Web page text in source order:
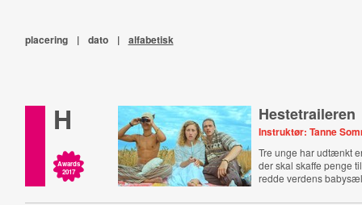
placering | dato | alfabetisk
H
Awards
2017
Hestetraileren
Instruktør: Tanne
Tre unge har udtænkt
der skal skaffe penge
redde verdens